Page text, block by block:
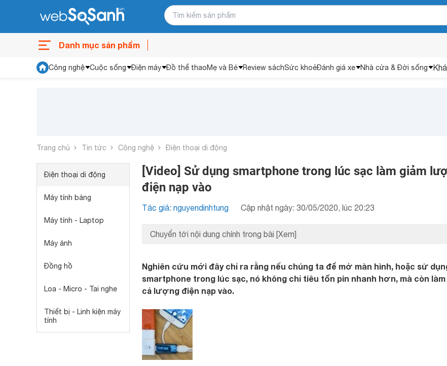
Danh mục sản phẩm
Công nghệ Cuộc sống Điện máy Đồ thể thaoMẹ và Bé Review sáchSức khoẻĐánh giá xe Nhà cửa & Đời sống
Trang chủ Tin tức Công nghệ Điện thoại di động
Điện thoại di động
Máy tính bảng
Máy tính - Laptop
Máy ảnh
Đồng hồ
Loa - Micro - Tai nghe
Thiết bị - Linh kiện máy
tính
[Video] Sử dụng smartphone trong lúc sạc làm giảm
điện nạp vào
Tác giả: nguyendinhtung Cập nhật ngày: 30/05/2020, lúc 20:23
Chuyển tới nội dung chính trong bài [Xem]
Nghiên cứu mới đây chỉ ra rằng nếu chúng ta để mở màn hình, hoặc sử
smartphone trong lúc sạc, nó không chỉ tiêu tốn pin nhanh hơn, mà còn làm
cả lượng điện nạp vào.